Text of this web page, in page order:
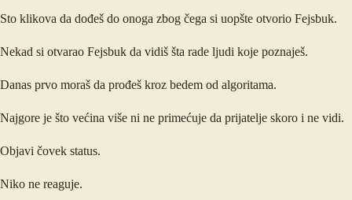
Sto klikova da dođeš do onoga zbog čega si uopšte otvorio Fejsbuk.
Nekad si otvarao Fejsbuk da vidiš šta rade ljudi koje poznaješ.
Danas prvo moraš da prođeš kroz bedem od algoritama.
Najgore je što većina više ni ne primećuje da prijatelje skoro i ne vidi.
Objavi čovek status.
Niko ne reaguje.